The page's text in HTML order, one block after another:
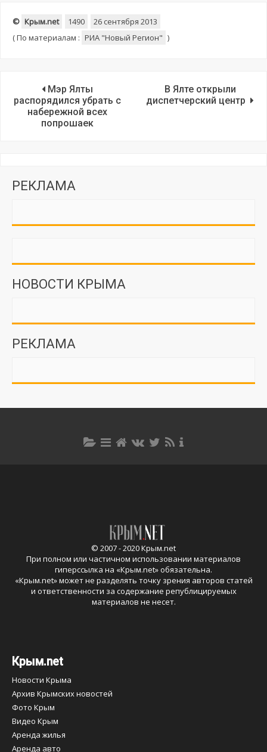
© Крым.net 1490
26 сентября 2013
(По материалам : РИА "Новый Регион" )
Мэр Ялты
распорядился убрать с
набережной всех
попрошаек
В Ялте открыли
диспетчерский центр
РЕКЛАМА
НОВОСТИ КРЫМА
РЕКЛАМА
© 2007 - 2020 Крым.net
При полном или частичном использовании материалов
гиперссылка на «Крым.net» обязательна.
«Крым.net» может не разделять точку зрения авторов статей
и ответственности за содержание републицируемых
материалов не несет.
Крым.net
Новости Крыма
Архив Крымских новостей
Фото Крым
Видео Крым
Аренда жилья
Аренда авто